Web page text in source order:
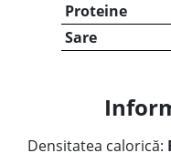
Proteine
Sare
Densitatea calorică: